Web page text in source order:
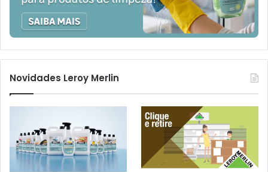
Novidades Leroy Merlin